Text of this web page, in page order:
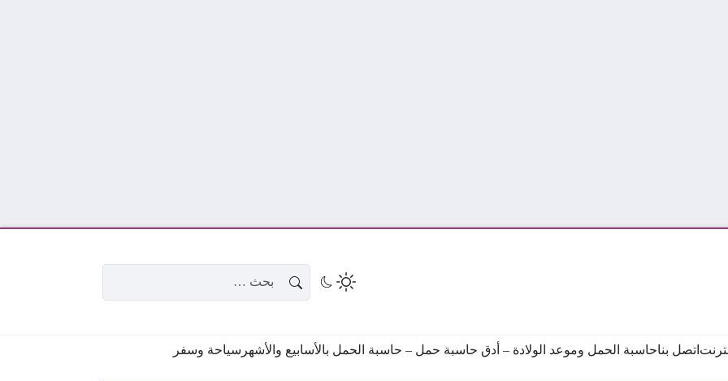
اتصل بناحاسبة الحمل وموعد الولادة – أدق حاسبة حمل – حاسبة الحمل بالأسابيع والأشهر سياحة وسفر